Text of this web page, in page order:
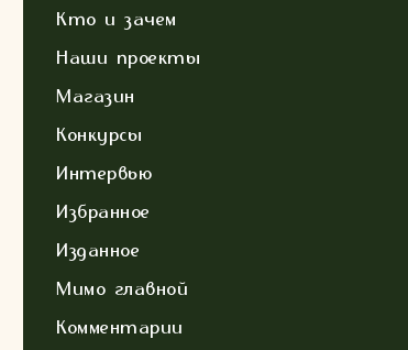
Кто и зачем
Наши проекты
Магазин
Конкурсы
Интервью
Избранное
Изданное
Мимо главной
Комментарии